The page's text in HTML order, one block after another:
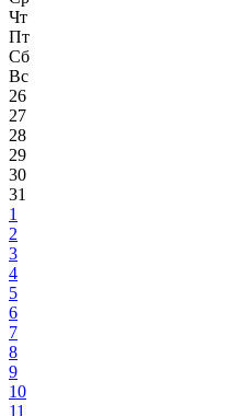
Чт
Пт
Сб
Вс
26
27
28
29
30
31
1
2
3
4
5
6
7
8
9
10
11